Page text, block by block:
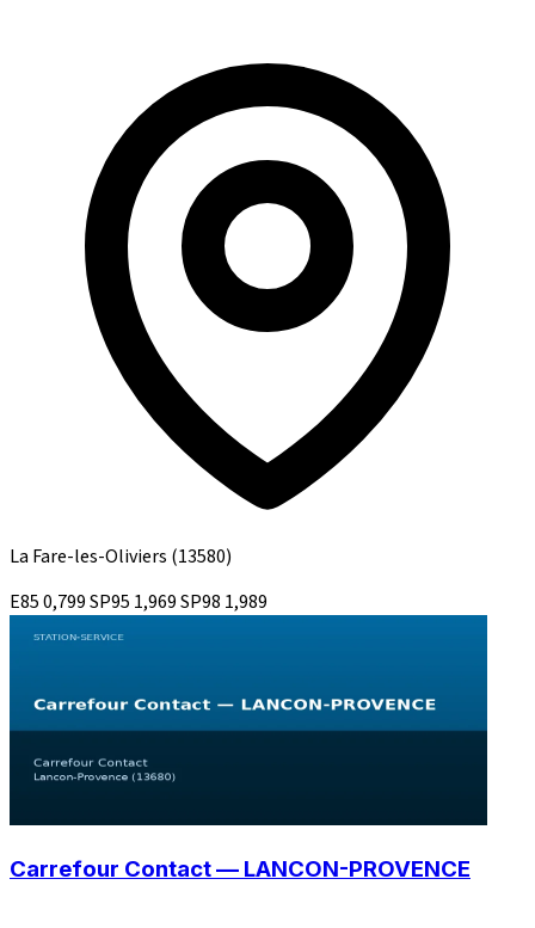
La Fare-les-Oliviers (13580)
E850,799SP95 1,969SP98 1,989
Carrefour Contact — LANCON-PROVENCE